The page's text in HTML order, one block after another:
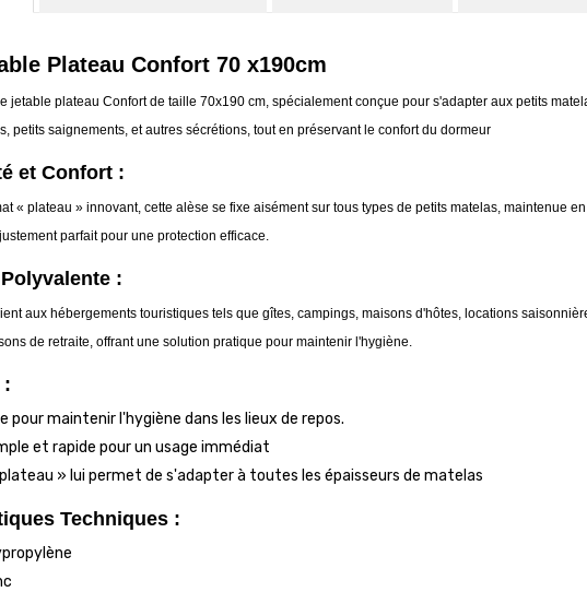
Plateau Confort 70 x190cm
jetable plateau Confort de taille 70x190 cm, spécialement conçue pour s'adapter aux petits
petits saignements, et autres sécrétions, tout en préservant le confort du dormeur
et Confort :
« plateau » innovant, cette alèse se fixe aisément sur tous types de petits matelas, maintenue
parfait pour une protection efficace.
:
aux hébergements touristiques tels que gîtes, campings, maisons d'hôtes, locations
de retraite, offrant une solution pratique pour maintenir l'hygiène.
:
pour maintenir l'hygiène dans les lieux de repos.
et rapide pour un usage immédiat
» lui permet de s'adapter à toutes les épaisseurs de matelas
Techniques :